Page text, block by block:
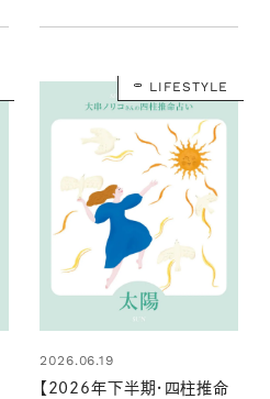
LIFESTYLE
2026.06.19
【2026年下半期・四柱推命